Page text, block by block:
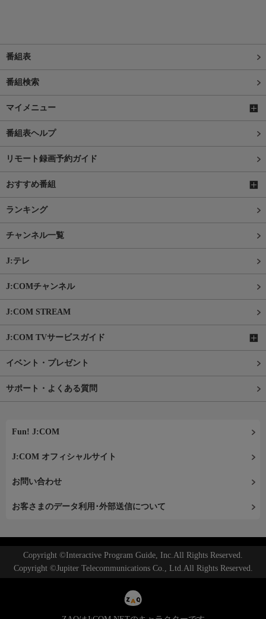
番組表
番組検索
マイメニュー
番組表ヘルプ
リモート録画予約ガイド
おすすめ番組
ランキング
チャンネル一覧
J:テレ
J:COMチャンネル
J:COM STREAM
J:COM TVサービスガイド
イベント・プレゼント
サポート・よくある質問
Fun! J:COM
J:COM オフィシャルサイト
お問い合わせ
お客さまのデータ利用･外部送信について
Copyright ©Interactive Program Guide, Inc.All Rights Reserved.
Copyright ©Jupiter Telecommunications Co., Ltd.All Rights Reserved.